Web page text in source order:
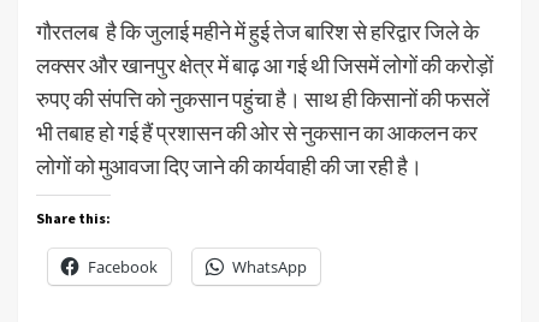
गौरतलब है कि जुलाई महीने में हुई तेज बारिश से हरिद्वार जिले के
लक्सर और खानपुर क्षेत्र में बाढ़ आ गई थी जिसमें लोगों की करोड़ों
रुपए की संपत्ति को नुकसान पहुंचा है। साथ ही किसानों की फसलें
भी तबाह हो गई हैं प्रशासन की ओर से नुकसान का आकलन कर
लोगों को मुआवजा दिए जाने की कार्यवाही की जा रही है।
Share this:
Facebook WhatsApp